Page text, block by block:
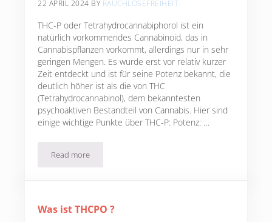
22 APRIL 2024 BY RAUCHLOSEFREIHEIT
THC-P oder Tetrahydrocannabiphorol ist ein
natürlich vorkommendes Cannabinoid, das in
Cannabispflanzen vorkommt, allerdings nur in sehr
geringen Mengen. Es wurde erst vor relativ kurzer
Zeit entdeckt und ist für seine Potenz bekannt, die
deutlich höher ist als die von THC
(Tetrahydrocannabinol), dem bekanntesten
psychoaktiven Bestandteil von Cannabis. Hier sind
einige wichtige Punkte über THC-P: Potenz: …
Read moreWas ist THC-P ?
Was ist THCPO ?